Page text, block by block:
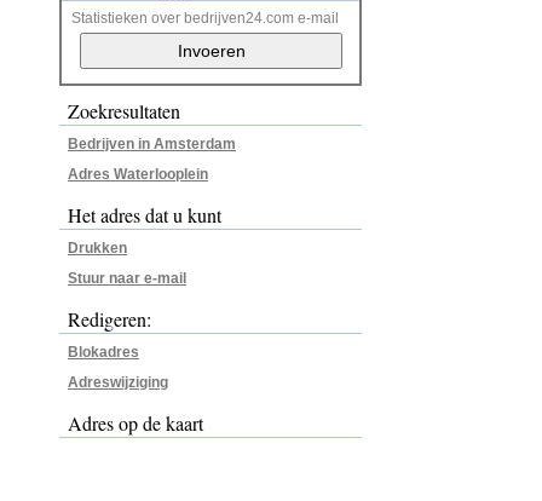
Statistieken over bedrijven24.com e-mail
Zoekresultaten
Bedrijven in Amsterdam
Adres Waterlooplein
Het adres dat u kunt
Drukken
Stuur naar e-mail
Redigeren:
Blokadres
Adreswijziging
Adres op de kaart